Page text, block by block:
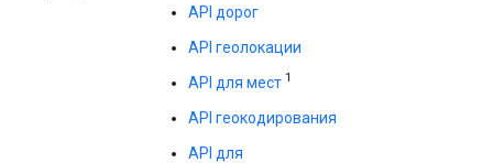
API дорог
API геолокации
API для мест 1
API геокодирования
API для